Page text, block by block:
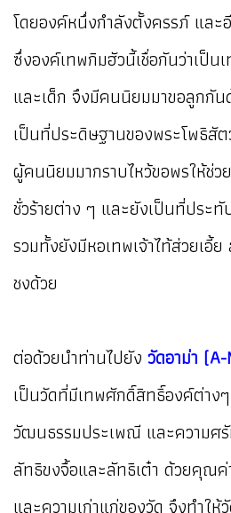
โดยองค์หนึ่งกำลังตั้งครรภ์ และ
ซึ่งองค์เทพกิมฮัวนี้เชื่อกันว่าเป็น
และเด็ก จึงมีคนนิยมมาขอลูกกั
เป็นที่ประดิษฐานของพระโพธิสั
ผู้คนนิยมมากราบไหว้ขอพรให้ช่
ชั่วร้ายต่าง ๆ และยังเป็นที่ประ
รวมทั้งยังมีหอเทพเจ้าไท้ส่วยเอี้
ชงด้วย
ต่อด้วยนำท่านไปยัง วัดอาม่า
เป็นวัดที่มีเทพศักดิ์สิทธิ์องค์ต่าง
วัฒนธรรมประเพณี และความศ
ลัทธิขงจื้อและลัทธิเต๋า ด้วยคุณ
และความเก่าแก่ของวัด จึงทำใ